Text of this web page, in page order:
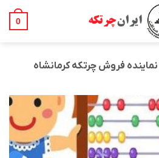
0
نماینده فروش چرتکه کرمانشاه